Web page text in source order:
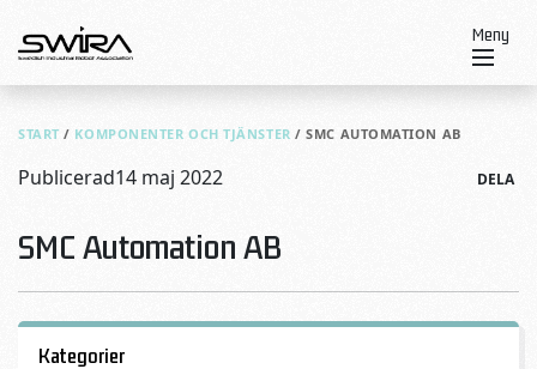
Meny
START / KOMPONENTER OCH TJÄNSTER / SMC AUTOMATION AB
Publicerad14 maj 2022 DELA
SMC Automation AB
Kategorier